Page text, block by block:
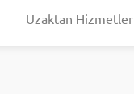
Uzaktan Hizmetler